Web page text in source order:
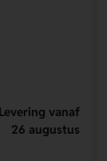
Levering vanaf
26 augustus